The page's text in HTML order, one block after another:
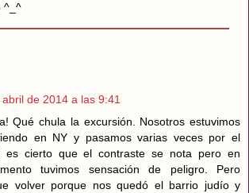
^_^
abril de 2014 a las 9:41
Qué chula la excursión. Nosotros estuvimos
en NY y pasamos varias veces por el
es cierto que el contraste se nota pero en
tuvimos sensación de peligro. Pero
volver porque nos quedó el barrio judío y